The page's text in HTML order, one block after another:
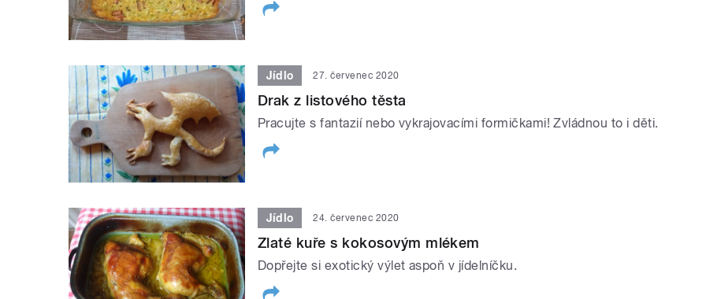
Jídlo 27. červenec 2020
Drak z listového těsta
Pracujte s fantazií nebo vykrajovacími formičkami! Zvládnou to i děti.
Jídlo 24. červenec 2020
Zlaté kuře s kokosovým mlékem
Dopřejte si exotický výlet aspoň v jídelníčku.